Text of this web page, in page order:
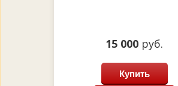
15 000 руб.
Купить